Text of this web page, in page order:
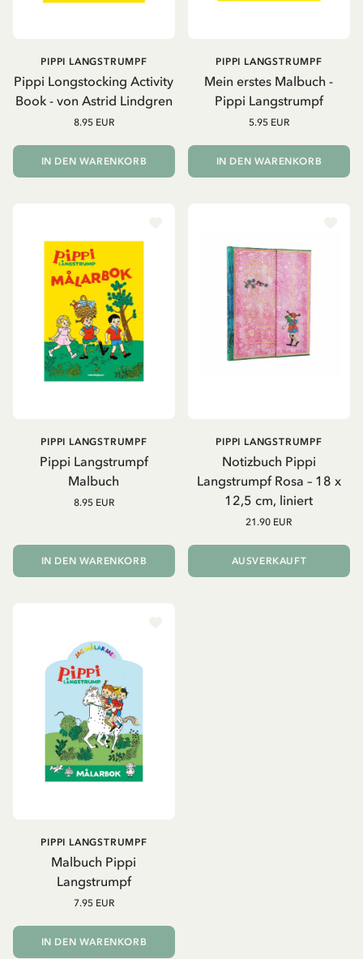
Pippi Longstocking Activity
Book - von Astrid Lindgren
PIPPI LANGSTRUMPF
8.95 EUR
IN DEN WARENKORB
Mein erstes Malbuch -
Pippi Langstrumpf
PIPPI LANGSTRUMPF
5.95 EUR
IN DEN WARENKORB
Pippi Langstrumpf
Malbuch
PIPPI LANGSTRUMPF
8.95 EUR
IN DEN WARENKORB
Notizbuch Pippi
Langstrumpf Rosa – 18 x
12,5 cm, liniert
PIPPI LANGSTRUMPF
21.90 EUR
AUSVERKAUFT
Malbuch Pippi
Langstrumpf
PIPPI LANGSTRUMPF
7.95 EUR
IN DEN WARENKORB